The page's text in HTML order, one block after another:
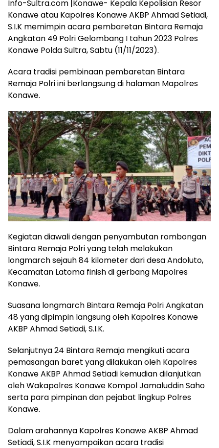
Info-Sultra.com |Konawe- Kepala Kepolisian Resor
Konawe atau Kapolres Konawe AKBP Ahmad Setiadi,
S.I.K memimpin acara pembaretan Bintara Remaja
Angkatan 49 Polri Gelombang I tahun 2023 Polres
Konawe Polda Sultra, Sabtu (11/11/2023).
Acara tradisi pembinaan pembaretan Bintara
Remaja Polri ini berlangsung di halaman Mapolres
Konawe.
Kegiatan diawali dengan penyambutan rombongan
Bintara Remaja Polri yang telah melakukan
longmarch sejauh 84 kilometer dari desa Andoluto,
Kecamatan Latoma finish di gerbang Mapolres
Konawe.
Suasana longmarch Bintara Remaja Polri Angkatan
48 yang dipimpin langsung oleh Kapolres Konawe
AKBP Ahmad Setiadi, S.I.K.
Selanjutnya 24 Bintara Remaja mengikuti acara
pemasangan baret yang dilakukan oleh Kapolres
Konawe AKBP Ahmad Setiadi kemudian dilanjutkan
oleh Wakapolres Konawe Kompol Jamaluddin Saho
serta para pimpinan dan pejabat lingkup Polres
Konawe.
Dalam arahannya Kapolres Konawe AKBP Ahmad
Setiadi, S.I.K menyampaikan acara tradisi